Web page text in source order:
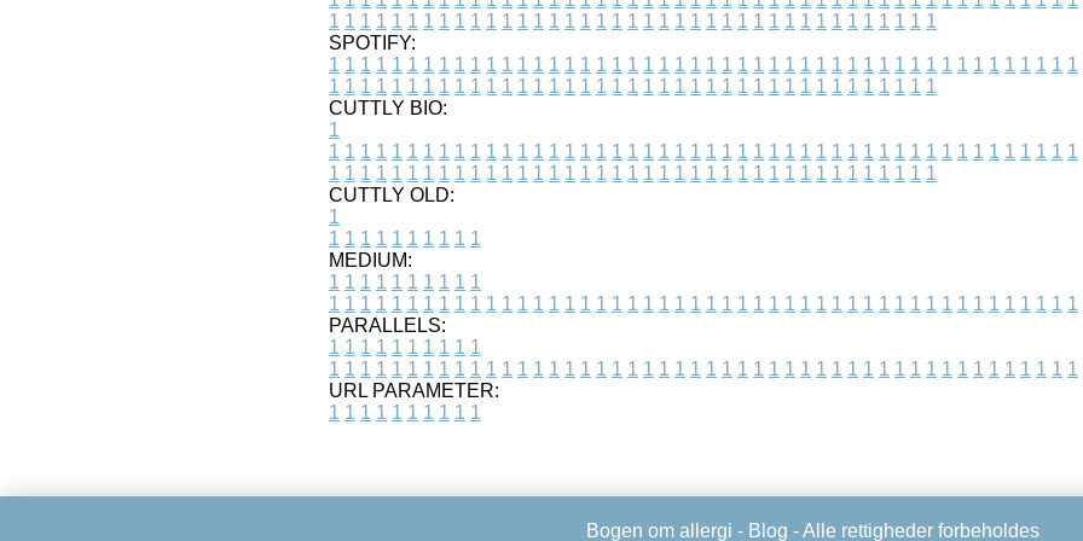
1 1 1 1 1 1 1 1 1 1 1 1 1 1 1 1 1 1 1 1 1 1 1 1 1 1 1 1 1 1 1 1 1 1 1 1 1 1 1
SPOTIFY:
1 1 1 1 1 1 1 1 1 1 1 1 1 1 1 1 1 1 1 1 1 1 1 1 1 1 1 1 1 1 1 1 1 1 1 1 1 1 1 1 1 1 1 1 1 1 1 1
1 1 1 1 1 1 1 1 1 1 1 1 1 1 1 1 1 1 1 1 1 1 1 1 1 1 1 1 1 1 1 1 1 1 1 1 1 1 1
CUTTLY BIO:
1
1 1 1 1 1 1 1 1 1 1 1 1 1 1 1 1 1 1 1 1 1 1 1 1 1 1 1 1 1 1 1 1 1 1 1 1 1 1 1 1 1 1 1 1 1 1 1 1
1 1 1 1 1 1 1 1 1 1 1 1 1 1 1 1 1 1 1 1 1 1 1 1 1 1 1 1 1 1 1 1 1 1 1 1 1 1 1
CUTTLY OLD:
1
1 1 1 1 1 1 1 1 1 1
MEDIUM:
1 1 1 1 1 1 1 1 1 1
1 1 1 1 1 1 1 1 1 1 1 1 1 1 1 1 1 1 1 1 1 1 1 1 1 1 1 1 1 1 1 1 1 1 1 1 1 1 1 1 1 1 1 1 1 1 1 1
PARALLELS:
1 1 1 1 1 1 1 1 1 1
1 1 1 1 1 1 1 1 1 1 1 1 1 1 1 1 1 1 1 1 1 1 1 1 1 1 1 1 1 1 1 1 1 1 1 1 1 1 1 1 1 1 1 1 1 1 1 1
URL PARAMETER:
1 1 1 1 1 1 1 1 1 1
Bogen om allergi - Blog - Alle rettigheder forbeholdes